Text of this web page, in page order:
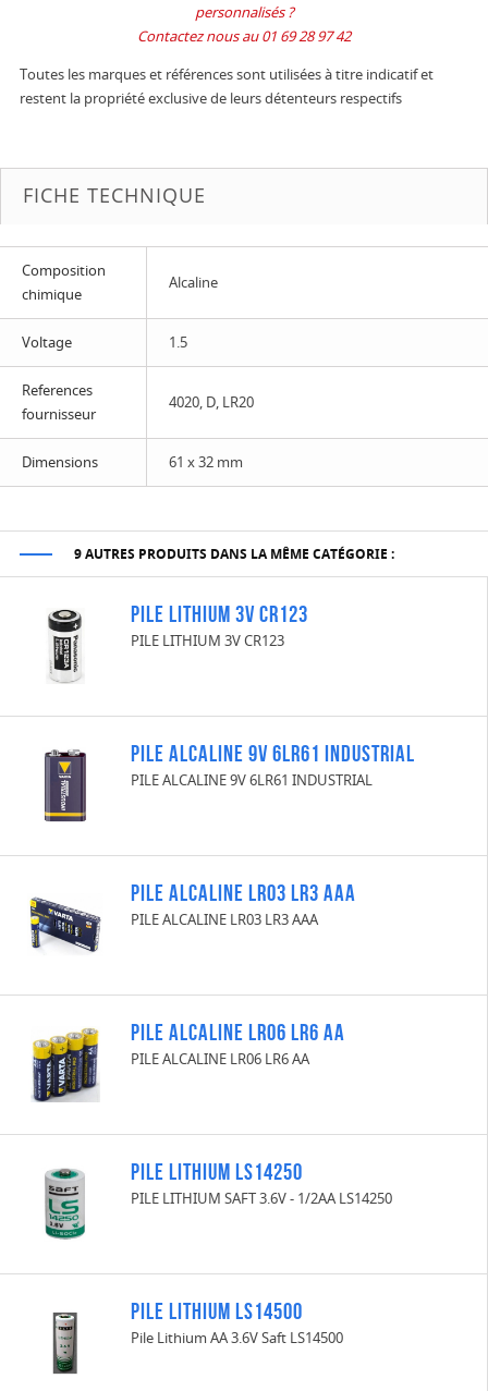
personnalisés ?
Contactez nous au 01 69 28 97 42
Toutes les marques et références sont utilisées à titre indicatif et
restent la propriété exclusive de leurs détenteurs respectifs
FICHE TECHNIQUE
Composition
chimique
Alcaline
Voltage 1.5
References
fournisseur
4020, D, LR20
Dimensions 61 x 32 mm
9 AUTRES PRODUITS DANS LA MÊME CATÉGORIE :
PILE LITHIUM 3V CR123
PILE LITHIUM 3V CR123
PILE ALCALINE 9V 6LR61 INDUSTRIAL
PILE ALCALINE 9V 6LR61 INDUSTRIAL
PILE ALCALINE LR03 LR3 AAA
PILE ALCALINE LR03 LR3 AAA
PILE ALCALINE LR06 LR6 AA
PILE ALCALINE LR06 LR6 AA
PILE LITHIUM LS14250
PILE LITHIUM SAFT 3.6V - 1/2AA LS14250
PILE LITHIUM LS14500
Pile Lithium AA 3.6V Saft LS14500